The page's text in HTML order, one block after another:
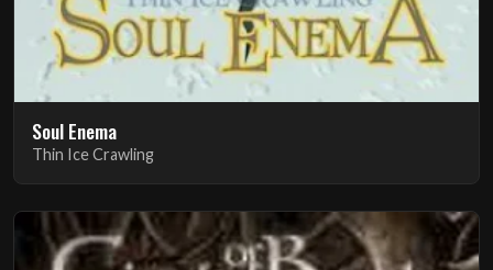
Soul Enema
Thin Ice Crawling